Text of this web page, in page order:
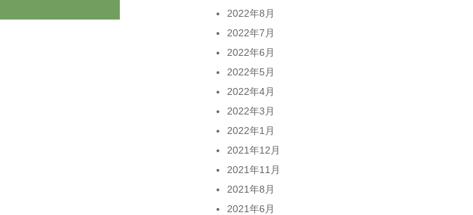
2022年8月
2022年7月
2022年6月
2022年5月
2022年4月
2022年3月
2022年1月
2021年12月
2021年11月
2021年8月
2021年6月